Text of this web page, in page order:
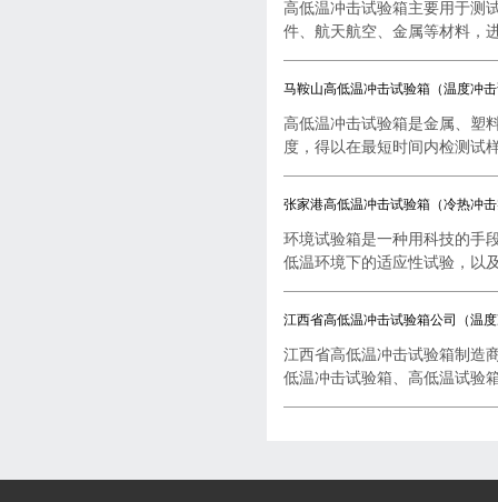
高低温冲击试验箱主要用于测
件、航天航空、金属等材料，
马鞍山高低温冲击试验箱（温度冲
高低温冲击试验箱是金属、塑
度，得以在最短时间内检测试
张家港高低温冲击试验箱（冷热冲
环境试验箱是一种用科技的手
低温环境下的适应性试验，以
江西省高低温冲击试验箱公司（温
江西省高低温冲击试验箱制造
低温冲击试验箱、高低温试验